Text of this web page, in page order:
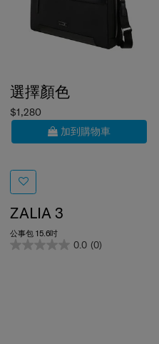
選擇顏色
$1,280
加到購物車
ZALIA 3
公事包 15.6吋
0.0 (0)